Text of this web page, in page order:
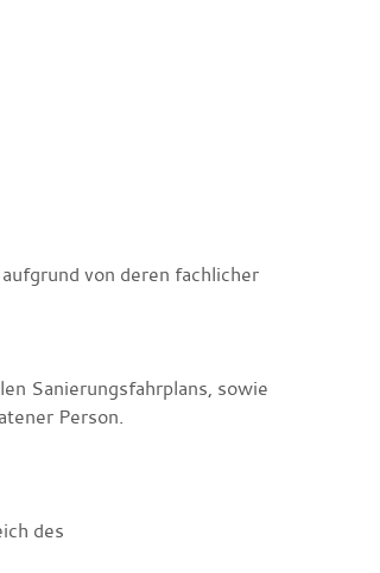
von deren fachlicher
Sanierungsfahrplans, sowie
Person.
des